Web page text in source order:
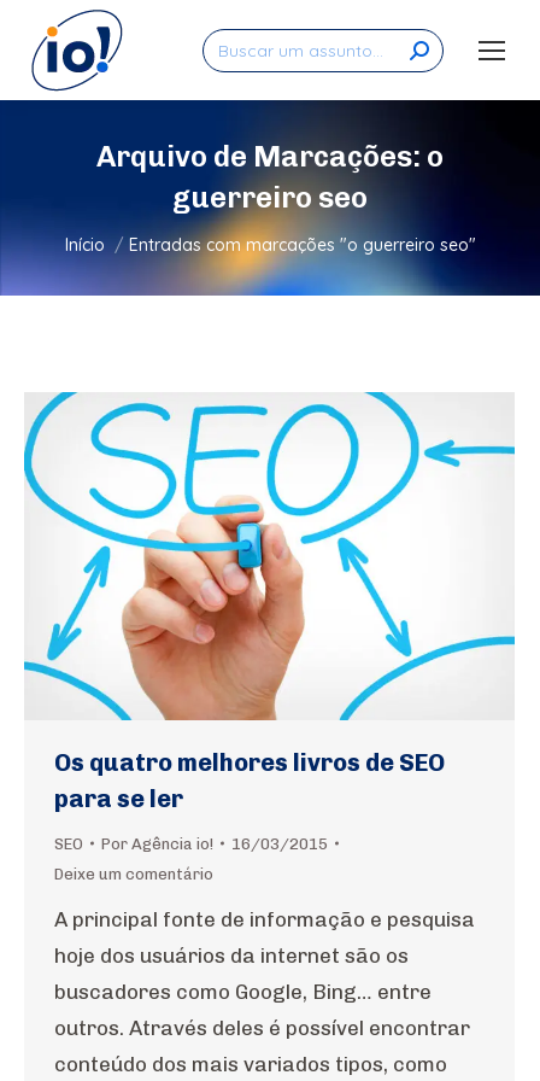
Search:
Arquivo de Marcações: o
guerreiro seo
Você está aqui:
Início Entradas com marcações "o guerreiro seo"
Os quatro melhores livros de SEO
para se ler
SEO Por Agência io!
16/03/2015
Deixe um comentário
A principal fonte de informação e pesquisa
hoje dos usuários da internet são os
buscadores como Google, Bing… entre
outros. Através deles é possível encontrar
conteúdo dos mais variados tipos, como